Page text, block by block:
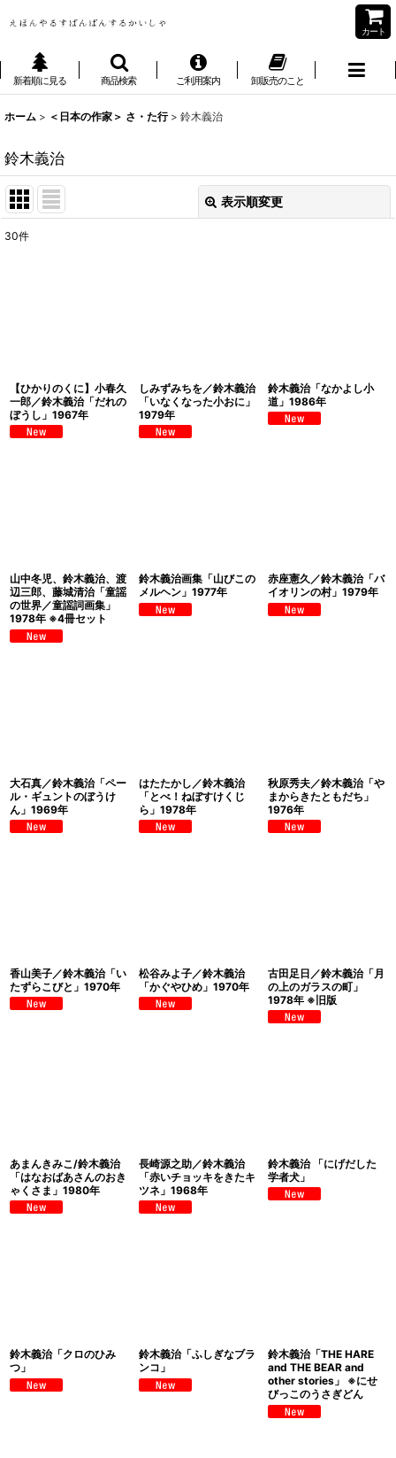
カート
新着順に見る 商品検索 ご利用案内 卸販売のこと
ホーム > ＜日本の作家＞ さ・た行 > 鈴木義治
鈴木義治
表示順変更
30件
【ひかりのくに】小春久
一郎／鈴木義治「だれの
ぼうし」1967年
しみずみちを／鈴木義治
「いなくなった小おに」
1979年
鈴木義治「なかよし小
道」1986年
山中冬児、鈴木義治、渡
辺三郎、藤城清治「童謡
の世界／童謡詞画集」
1978年 ※4冊セット
鈴木義治画集「山びこの
メルヘン」1977年
赤座憲久／鈴木義治「バ
イオリンの村」1979年
大石真／鈴木義治「ペー
ル・ギュントのぼうけ
ん」1969年
はたたかし／鈴木義治
「とべ！ねぼすけくじ
ら」1978年
秋原秀夫／鈴木義治「や
まからきたともだち」
1976年
香山美子／鈴木義治「い
たずらこびと」1970年
松谷みよ子／鈴木義治
「かぐやひめ」1970年
古田足日／鈴木義治「月
の上のガラスの町」
1978年 ※旧版
あまんきみこ/鈴木義治
「はなおばあさんのおき
ゃくさま」1980年
長崎源之助／鈴木義治
「赤いチョッキをきたキ
ツネ」1968年
鈴木義治 「にげだした
学者犬」
鈴木義治「クロのひみ
つ」
鈴木義治「ふしぎなブラ
ンコ」
鈴木義治「THE HARE
and THE BEAR and
other stories」 ※にせ
びっこのうさぎどん